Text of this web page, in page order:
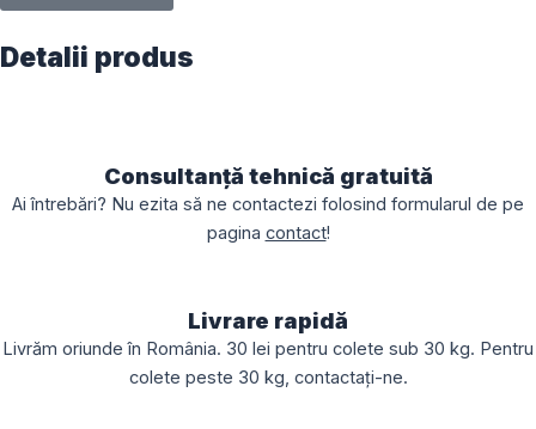
Detalii produs
Consultanță tehnică gratuită
Ai întrebări? Nu ezita să ne contactezi folosind formularul de pe
pagina contact!
Livrare rapidă
Livrăm oriunde în România. 30 lei pentru colete sub 30 kg. Pentru
colete peste 30 kg, contactați-ne.